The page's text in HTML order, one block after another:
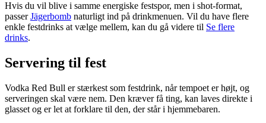
Hvis du vil blive i samme energiske festspor, men i shot-format,
passerJägerbomb naturligt ind på drinkmenuen. Vil du have flere
enkle festdrinks at vælge mellem, kan du gå videre til Se flere
drinks.
Servering til fest
Vodka Red Bull er stærkest som festdrink, når tempoet er højt, og
serveringen skal være nem. Den kræver få ting, kan laves direkte i
glasset og er let at forklare til den, der står i hjemmebaren.